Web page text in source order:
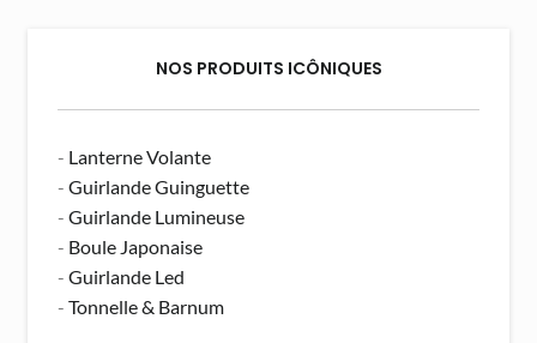
NOS PRODUITS ICÔNIQUES
- Lanterne Volante
-Guirlande Guinguette
-Guirlande Lumineuse
- Boule Japonaise
-Guirlande Led
-Tonnelle & Barnum